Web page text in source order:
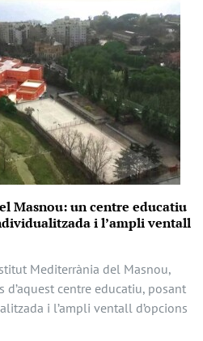
Masnou: un centre educatiu
i l’ampli ventall
Mediterrània del Masnou,
centre educatiu, posant
i l’ampli ventall d’opcions